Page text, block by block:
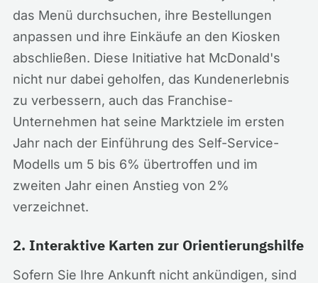
das Menü durchsuchen, ihre Bestellungen
anpassen und ihre Einkäufe an den Kiosken
abschließen. Diese Initiative hat McDonald's
nicht nur dabei geholfen, das Kundenerlebnis
zu verbessern, auch das Franchise-
Unternehmen hat seine Marktziele im ersten
Jahr nach der Einführung des Self-Service-
Modells um 5 bis 6% übertroffen und im
zweiten Jahr einen Anstieg von 2%
verzeichnet.
2. Interaktive Karten zur Orientierungshilfe
Sofern Sie Ihre Ankunft nicht ankündigen, sind